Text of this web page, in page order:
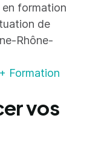
formation
de
Rhône-
Formation
vos